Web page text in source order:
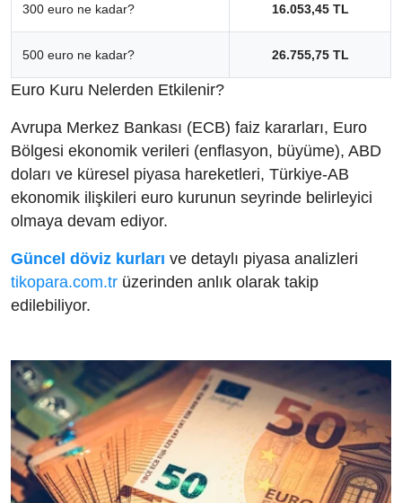
300 euro ne kadar? 16.053,45 TL
500 euro ne kadar? 26.755,75 TL
Euro Kuru Nelerden Etkilenir?
Avrupa Merkez Bankası (ECB) faiz kararları, Euro
Bölgesi ekonomik verileri (enflasyon, büyüme), ABD
doları ve küresel piyasa hareketleri, Türkiye-AB
ekonomik ilişkileri euro kurunun seyrinde belirleyici
olmaya devam ediyor.
Güncel döviz kurları ve detaylı piyasa analizleri
tikopara.com.tr üzerinden anlık olarak takip
edilebiliyor.